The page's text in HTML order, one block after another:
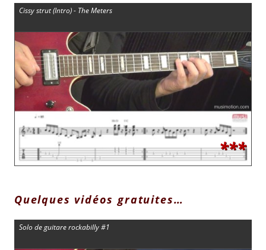
Cissy strut (Intro) - The Meters
***
Quelques vidéos gratuites…
Solo de guitare rockabilly #1